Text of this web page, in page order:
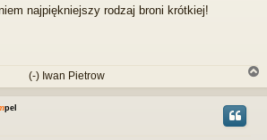
najpiękniejszy rodzaj broni krótkiej!
(-) Iwan Pietrow
a
pel